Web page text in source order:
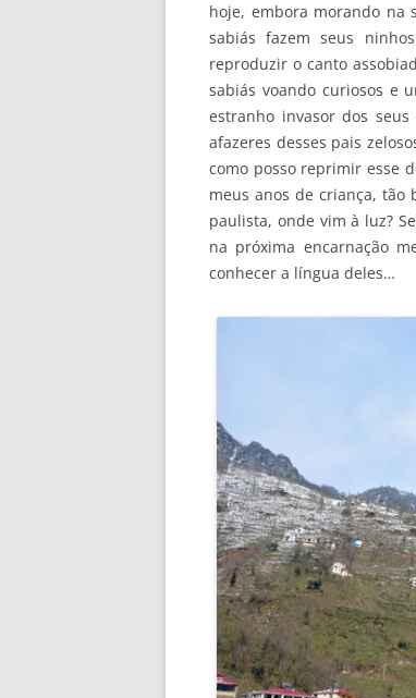
hoje, embora morando na
sabiás fazem seus
reproduzir o canto
sabiás voando curiosos e
estranho invasor dos
afazeres desses pais
como posso reprimir esse
meus anos de criança, tão
paulista, onde vim à luz?
na próxima encarnação
conhecer a língua deles…